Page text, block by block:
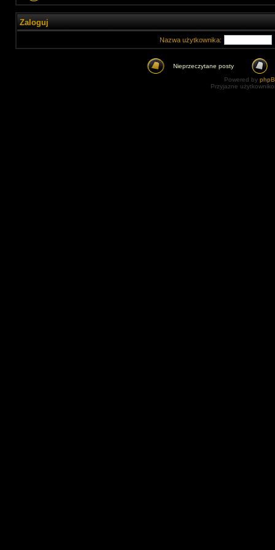
Zaloguj
Nazwa użytkownika:
Nieprzeczytane posty
Powered by
Przyjazne